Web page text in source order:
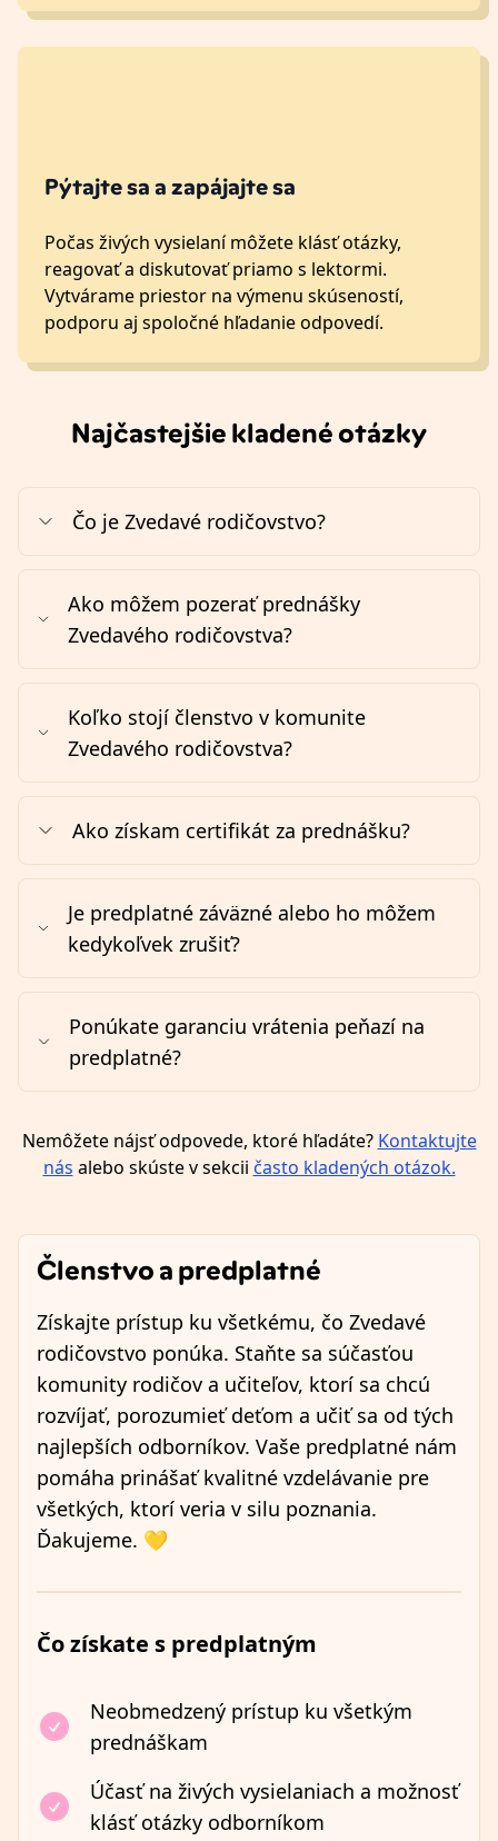
Pýtajte sa a zapájajte sa
Počas živých vysielaní môžete klásť otázky,
reagovať a diskutovať priamo s lektormi.
Vytvárame priestor na výmenu skúseností,
podporu aj spoločné hľadanie odpovedí.
Najčastejšie kladené otázky
Čo je Zvedavé rodičovstvo?
Ako môžem pozerať prednášky
Zvedavého rodičovstva?
Koľko stojí členstvo v komunite
Zvedavého rodičovstva?
Ako získam certifikát za prednášku?
Je predplatné záväzné alebo ho môžem
kedykoľvek zrušiť?
Ponúkate garanciu vrátenia peňazí na
predplatné?
Nemôžete nájsť odpovede, ktoré hľadáte? Kontaktujte
nás alebo skúste v sekcii často kladených otázok.
Členstvo a predplatné
Získajte prístup ku všetkému, čo Zvedavé
rodičovstvo ponúka. Staňte sa súčasťou
komunity rodičov a učiteľov, ktorí sa chcú
rozvíjať, porozumieť deťom a učiť sa od tých
najlepších odborníkov. Vaše predplatné nám
pomáha prinášať kvalitné vzdelávanie pre
všetkých, ktorí veria v silu poznania.
Ďakujeme. 💛
Čo získate s predplatným
Neobmedzený prístup ku všetkým
prednáškam
Účasť na živých vysielaniach a možnosť
klásť otázky odborníkom